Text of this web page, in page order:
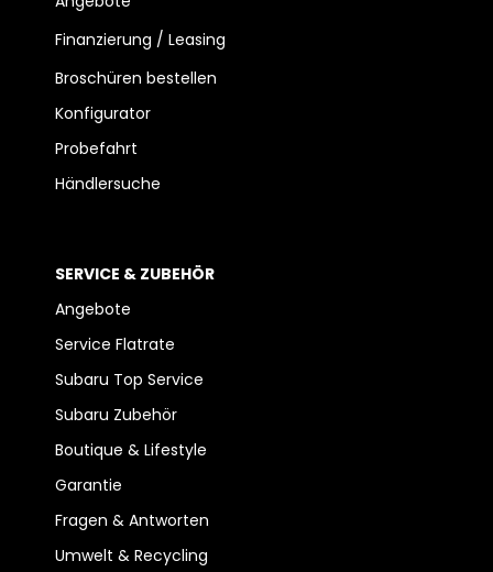
Finanzierung / Leasing
Broschüren bestellen
Konfigurator
Probefahrt
Händlersuche
SERVICE & ZUBEHÖR
Angebote
Service Flatrate
Subaru Top Service
Subaru Zubehör
Boutique & Lifestyle
Garantie
Fragen & Antworten
Umwelt & Recycling